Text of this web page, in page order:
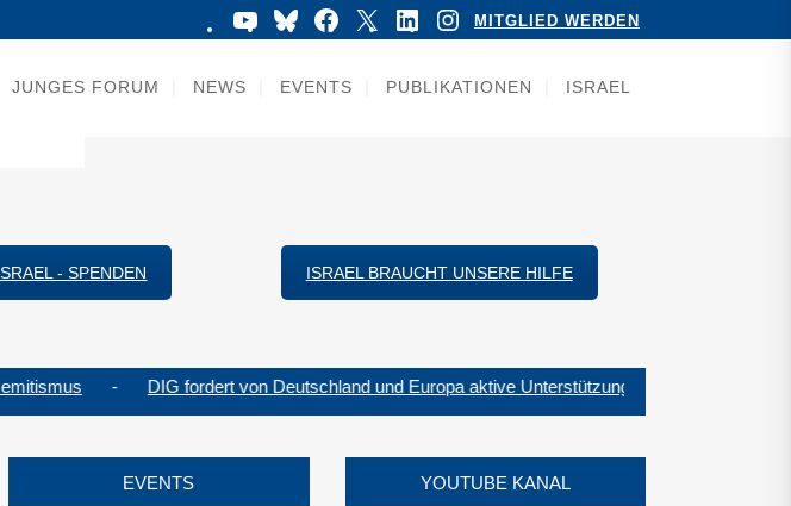
YouTubeBlueskyFacebook LinkedInInstagram
MITGLIED WERDEN
JUNGES FORUM NEWS EVENTS PUBLIKATIONEN ISRAEL
- SPENDEN ISRAEL BRAUCHT UNSERE HILFE
DIG fordert von Deutschland und Europa aktive Unterstützung des Libanon bei der
EVENTS YOUTUBE KANAL